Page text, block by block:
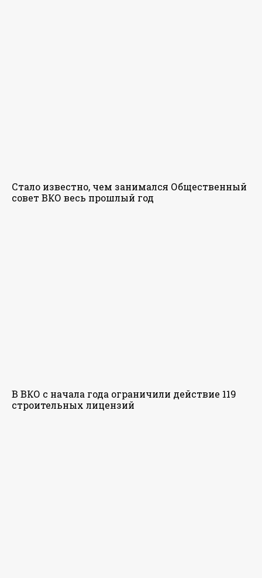
Стало известно, чем занимался Общественный
совет ВКО весь прошлый год
В ВКО с начала года ограничили действие 119
строительных лицензий